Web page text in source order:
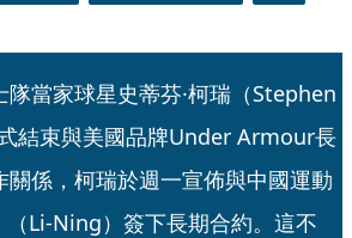
隊當家球星史蒂芬·柯瑞（Stephen
結束與美國品牌Under Armour長
關係，柯瑞於週一宣佈與中國運動
（Li-Ning）簽下長期合約。這不